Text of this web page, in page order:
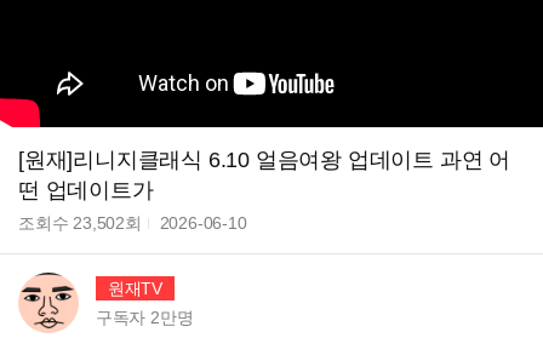
[원재]리니지클래식 6.10 얼음여왕 업데이트 과연 어
떤 업데이트가
조회수 23,502회 2026-06-10
원재TV
구독자 2만명